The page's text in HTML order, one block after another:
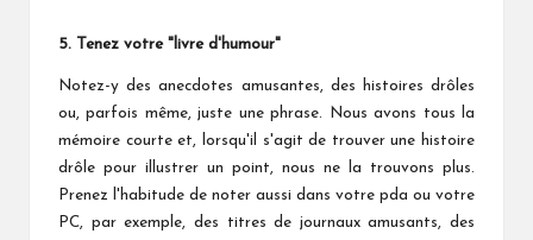
5. Tenez votre "livre d'humour"
Notez-y des anecdotes amusantes, des histoires drôles
ou, parfois même, juste une phrase. Nous avons tous la
mémoire courte et, lorsqu'il s'agit de trouver une histoire
drôle pour illustrer un point, nous ne la trouvons plus.
Prenez l'habitude de noter aussi dans votre pda ou votre
PC, par exemple, des titres de journaux amusants, des